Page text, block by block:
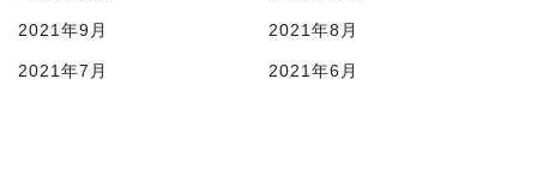
2021年9月 2021年8月
2021年7月 2021年6月